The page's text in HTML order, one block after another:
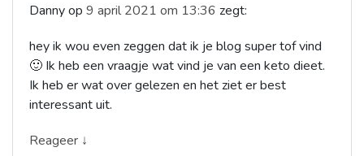
Dannyop 9 april 2021 om 13:36 zegt:
hey ik wou even zeggen dat ik je blog super tof vind
🙂 Ik heb een vraagje wat vind je van een keto dieet.
Ik heb er wat over gelezen en het ziet er best
interessant uit.
Reageer ↓